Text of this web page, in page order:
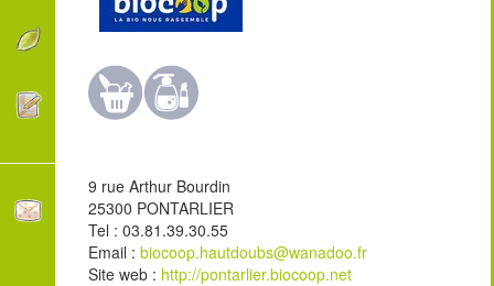
9 rue Arthur Bourdin
25300 PONTARLIER
Tel : 03.81.39.30.55
Email : biocoop.hautdoubs@wanadoo.fr
Site web : http://pontarlier.biocoop.net